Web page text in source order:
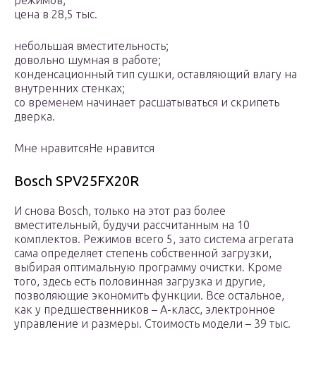
цена в 28,5 тыс.
небольшая вместительность;
довольно шумная в работе;
конденсационный тип сушки, оставляющий влагу на
внутренних стенках;
со временем начинает расшатываться и скрипеть
дверка.
Мне нравитсяНе нравится
Bosch SPV25FX20R
И снова Bosch, только на этот раз более
вместительный, будучи рассчитанным на 10
комплектов. Режимов всего 5, зато система агрегата
сама определяет степень собственной загрузки,
выбирая оптимальную программу очистки. Кроме
того, здесь есть половинная загрузка и другие,
позволяющие экономить функции. Все остальное,
как у предшественников – A-класс, электронное
управление и размеры. Стоимость модели – 39 тыс.